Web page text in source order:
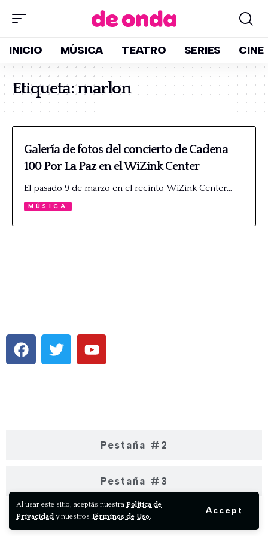
Al usar este sitio, aceptás nuestra Política de
Privacidad y nuestros Términos de Uso.
Accept
INICIO MÚSICA TEATRO SERIES CINE
Etiqueta:marlon
Galería de fotos del concierto de Cadena
100 Por La Paz en el WiZink Center
El pasado 9 de marzo en el recinto WiZink Center…
MÚSICA
Pestaña #2
Pestaña #3